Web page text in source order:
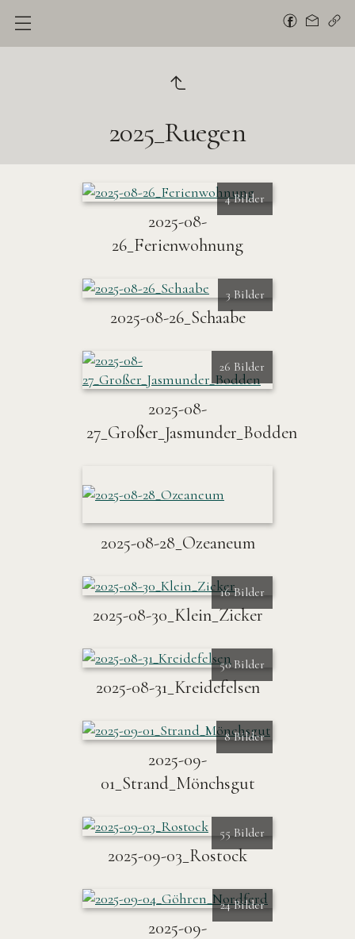
2025_Ruegen
4 Bilder
2025-08-
26_Ferienwohnung
3 Bilder
2025-08-26_Schaabe
26 Bilder
2025-08-
27_Großer_Jasmunder_Bodden
2025-08-28_Ozeaneum
16 Bilder
2025-08-30_Klein_Zicker
50 Bilder
2025-08-31_Kreidefelsen
8 Bilder
2025-09-
01_Strand_Mönchsgut
55 Bilder
2025-09-03_Rostock
24 Bilder
2025-09-